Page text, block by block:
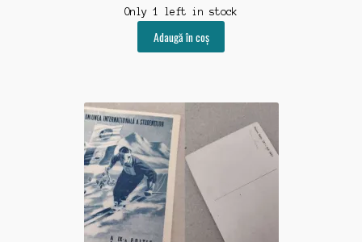
Only 1 left in stock
Adaugă în coș